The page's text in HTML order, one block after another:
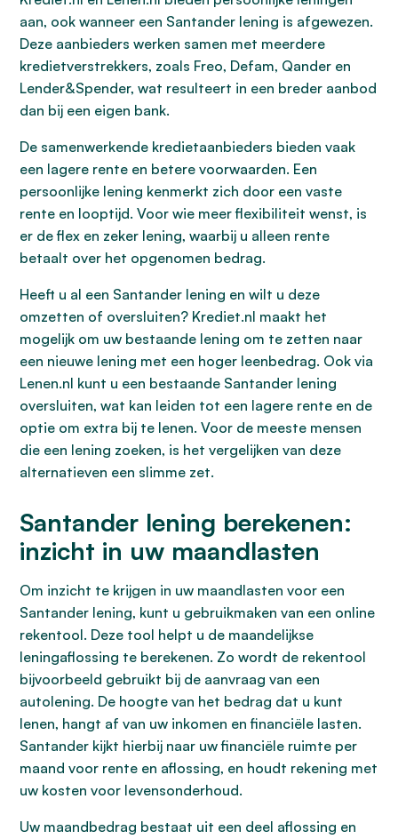
aan, ook wanneer een Santander lening is afgewezen.
Deze aanbieders werken samen met meerdere
kredietverstrekkers, zoals Freo, Defam, Qander en
Lender&Spender, wat resulteert in een breder aanbod
dan bij een eigen bank.
De samenwerkende kredietaanbieders bieden vaak
een lagere rente en betere voorwaarden. Een
persoonlijke lening kenmerkt zich door een vaste
rente en looptijd. Voor wie meer flexibiliteit wenst, is
er de flex en zeker lening, waarbij u alleen rente
betaalt over het opgenomen bedrag.
Heeft u al een Santander lening en wilt u deze
omzetten of oversluiten? Krediet.nl maakt het
mogelijk om uw bestaande lening om te zetten naar
een nieuwe lening met een hoger leenbedrag. Ook via
Lenen.nl kunt u een bestaande Santander lening
oversluiten, wat kan leiden tot een lagere rente en de
optie om extra bij te lenen. Voor de meeste mensen
die een lening zoeken, is het vergelijken van deze
alternatieven een slimme zet.
Santander lening berekenen:
inzicht in uw maandlasten
Om inzicht te krijgen in uw maandlasten voor een
Santander lening, kunt u gebruikmaken van een online
rekentool. Deze tool helpt u de maandelijkse
leningaflossing te berekenen. Zo wordt de rekentool
bijvoorbeeld gebruikt bij de aanvraag van een
autolening. De hoogte van het bedrag dat u kunt
lenen, hangt af van uw inkomen en financiële lasten.
Santander kijkt hierbij naar uw financiële ruimte per
maand voor rente en aflossing, en houdt rekening met
uw kosten voor levensonderhoud.
Uw maandbedrag bestaat uit een deel aflossing en